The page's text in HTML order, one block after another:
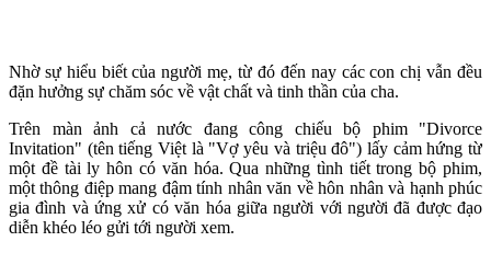
Nhờ sự hiểu biết của người mẹ, từ đó đến nay các con chị vẫn đều
đặn hưởng sự chăm sóc về vật chất và tinh thần của cha.
Trên màn ảnh cả nước đang công chiếu bộ phim "Divorce
Invitation" (tên tiếng Việt là "Vợ yêu và triệu đô") lấy cảm hứng từ
một đề tài ly hôn có văn hóa. Qua những tình tiết trong bộ phim,
một thông điệp mang đậm tính nhân văn về hôn nhân và hạnh phúc
gia đình và ứng xử có văn hóa giữa người với người đã được đạo
diễn khéo léo gửi tới người xem.